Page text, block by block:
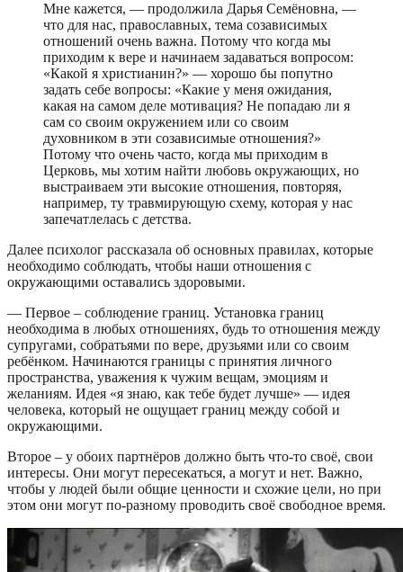
Мне кажется, — продолжила Дарья Семёновна, —
что для нас, православных, тема созависимых
отношений очень важна. Потому что когда мы
приходим к вере и начинаем задаваться вопросом:
«Какой я христианин?» — хорошо бы попутно
задать себе вопросы: «Какие у меня ожидания,
какая на самом деле мотивация? Не попадаю ли я
сам со своим окружением или со своим
духовником в эти созависимые отношения?»
Потому что очень часто, когда мы приходим в
Церковь, мы хотим найти любовь окружающих, но
выстраиваем эти высокие отношения, повторяя,
например, ту травмирующую схему, которая у нас
запечатлелась с детства.
Далее психолог рассказала об основных правилах, которые
необходимо соблюдать, чтобы наши отношения с
окружающими оставались здоровыми.
— Первое – соблюдение границ. Установка границ
необходима в любых отношениях, будь то отношения между
супругами, собратьями по вере, друзьями или со своим
ребёнком. Начинаются границы с принятия личного
пространства, уважения к чужим вещам, эмоциям и
желаниям. Идея «я знаю, как тебе будет лучше» — идея
человека, который не ощущает границ между собой и
окружающими.
Второе – у обоих партнёров должно быть что-то своё, свои
интересы. Они могут пересекаться, а могут и нет. Важно,
чтобы у людей были общие ценности и схожие цели, но при
этом они могут по-разному проводить своё свободное время.